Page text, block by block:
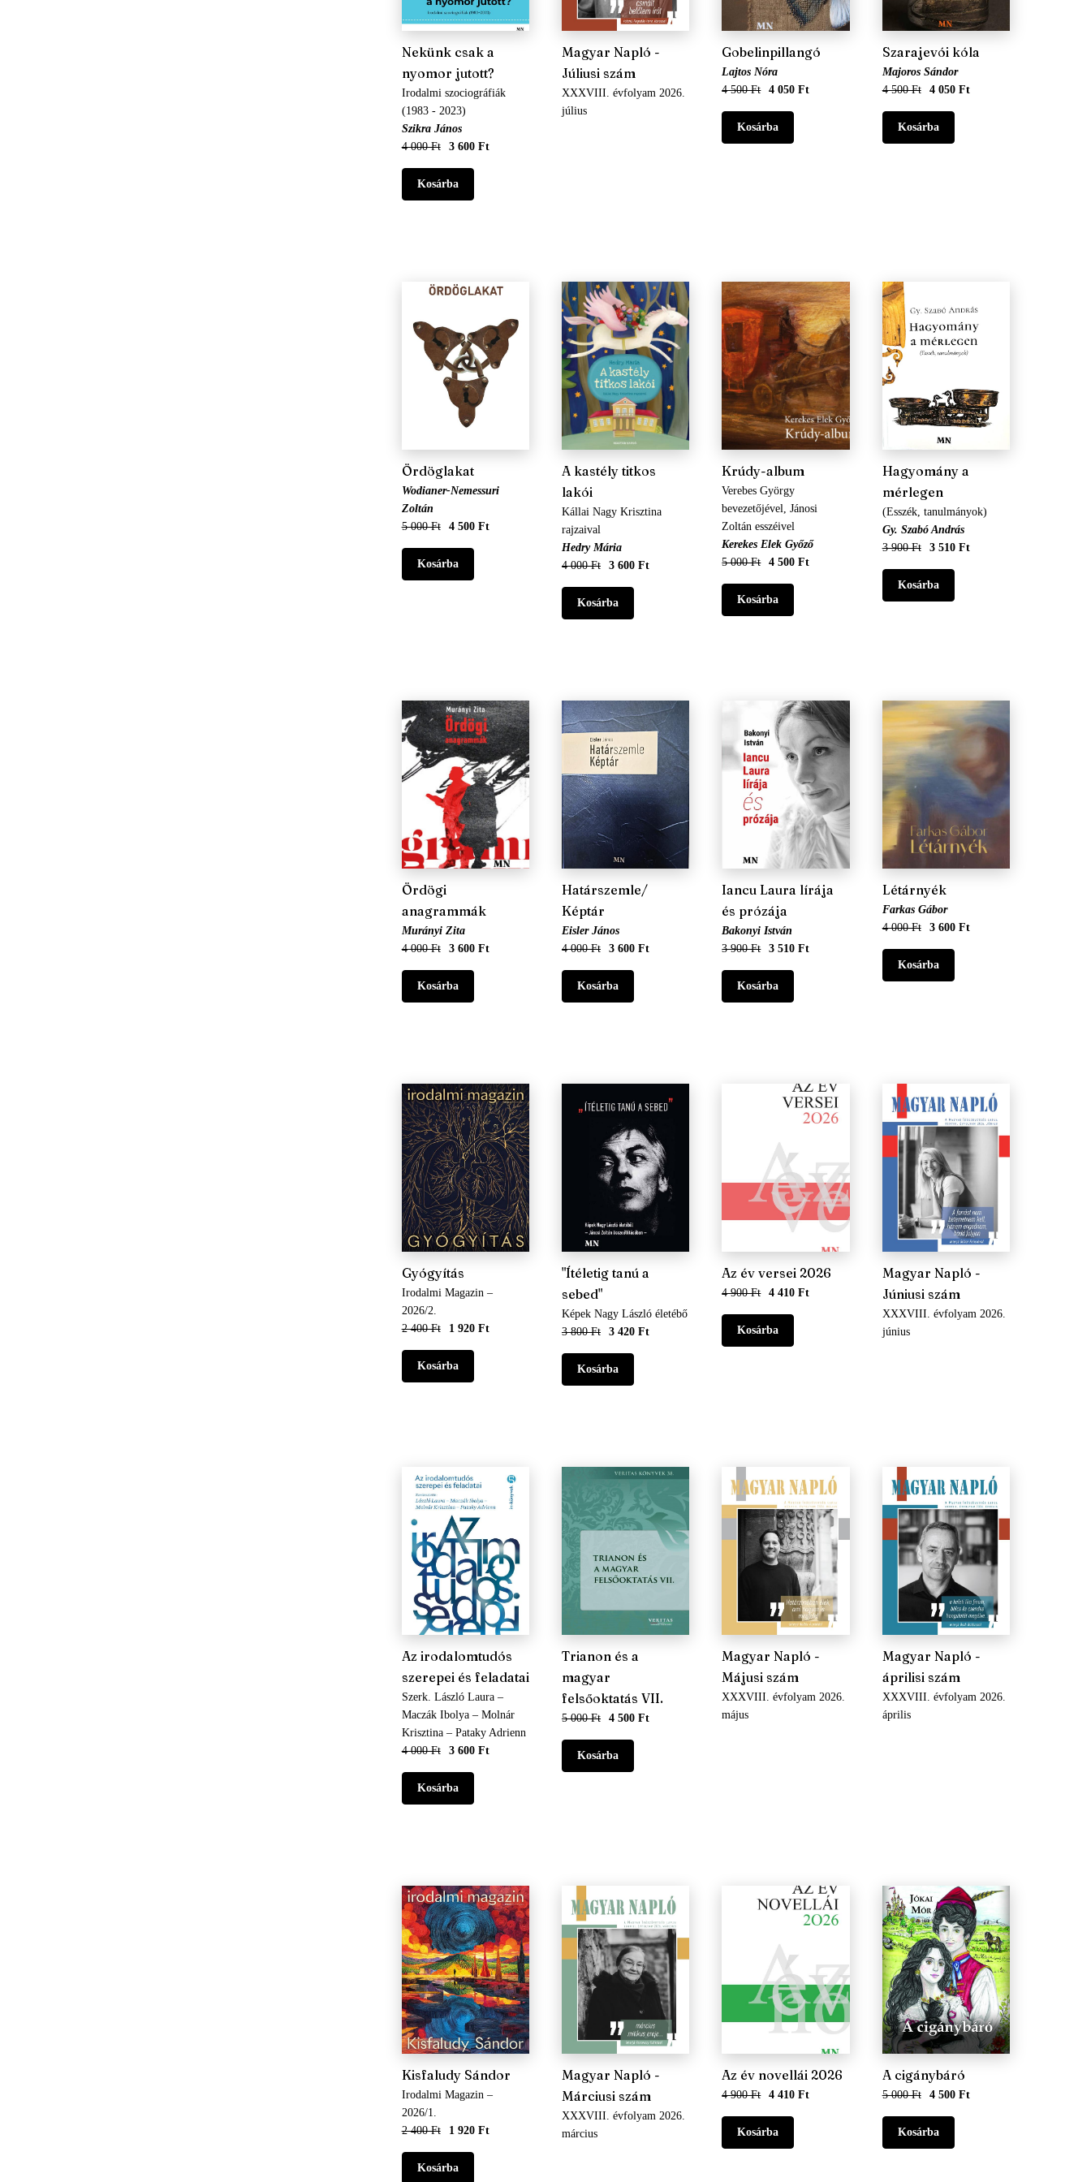
Nekünk csak a
nyomor jutott?
Irodalmi szociográfiák
(1983 - 2023)
Szikra János
4 000 Ft
3 600 Ft
Magyar Napló -
Júliusi szám
XXXVIII. évfolyam 2026.
július
Gobelinpillangó
Lajtos Nóra
4 500 Ft
4 050 Ft
Szarajevói kóla
Majoros Sándor
4 500 Ft
4 050 Ft
Ördöglakat
Wodianer-Nemessuri
Zoltán
5 000 Ft
4 500 Ft
A kastély titkos
lakói
Kállai Nagy Krisztina
rajzaival
Hedry Mária
4 000 Ft
3 600 Ft
Krúdy-album
Verebes György
bevezetőjével, Jánosi
Zoltán esszéivel
Kerekes Elek Győző
5 000 Ft
4 500 Ft
Hagyomány a
mérlegen
(Esszék, tanulmányok)
Gy. Szabó András
3 900 Ft
3 510 Ft
Ördögi
anagrammák
Murányi Zita
4 000 Ft
3 600 Ft
Határszemle/
Képtár
Eisler János
4 000 Ft
3 600 Ft
Iancu Laura lírája
és prózája
Bakonyi István
3 900 Ft
3 510 Ft
Létárnyék
Farkas Gábor
4 000 Ft
3 600 Ft
Gyógyítás
Irodalmi Magazin –
2026/2.
2 400 Ft
1 920 Ft
"Ítéletig tanú a
sebed"
Képek Nagy László életébő
3 800 Ft
3 420 Ft
Az év versei 2026
4 900 Ft 4 410 Ft
Magyar Napló -
Júniusi szám
XXXVIII. évfolyam 2026.
június
Az irodalomtudós
szerepei és feladatai
Szerk. László Laura –
Maczák Ibolya – Molnár
Krisztina – Pataky Adrienn
4 000 Ft
3 600 Ft
Trianon és a
magyar
felsőoktatás VII.
5 000 Ft 4 500 Ft
Magyar Napló -
Májusi szám
XXXVIII. évfolyam 2026.
május
Magyar Napló -
áprilisi szám
XXXVIII. évfolyam 2026.
április
Kisfaludy Sándor
Irodalmi Magazin –
2026/1.
2 400 Ft
1 920 Ft
Magyar Napló -
Márciusi szám
XXXVIII. évfolyam 2026.
március
Az év novellái 2026
4 900 Ft 4 410 Ft
A cigánybáró
5 000 Ft 4 500 Ft